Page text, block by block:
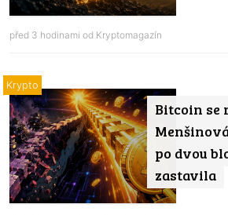
před 3 hodinami od Kryptomagazín
Bitcoin se
po dvou
zastavila
Krypto